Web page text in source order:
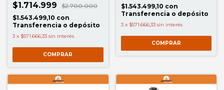
$1.714.999
$2.700.000
$1.543.499,10 con
Transferencia o depósito
3 x $571.666,33 sin interés
$1.543.499,10 con
Transferencia o depósito
3 x $571.666,33 sin interés